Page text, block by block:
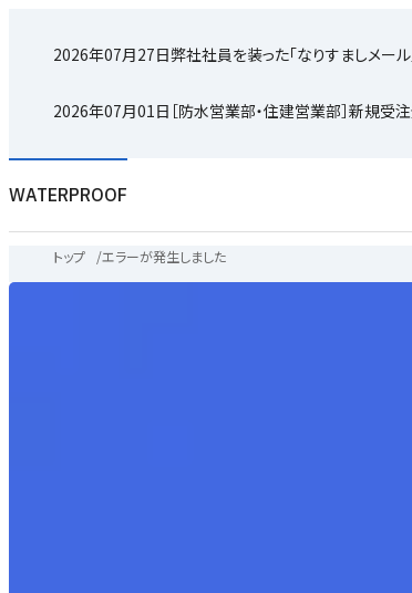
2026年07月27日弊社社員を装った「なりすましメー
2026年07月01日 ［防水営業部・住建営業部］新規受
WATERPROOF
トップ /エラーが発生しました